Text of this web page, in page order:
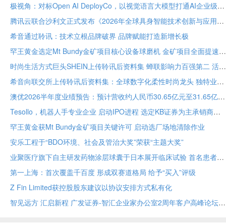
极视角：对标Open AI DeployCo，以视觉语言大模型打通AI企业级落地“最后一公里”
腾讯云联合沙利文正式发布《2026年全球具身智能技术创新与应用白皮书》
希音通过聆讯：技术立根品牌破界 品牌赋能打造新增长极
罕王黄金选定Mt Bundy金矿项目核心设备球磨机 金矿项目全面提速
时尚生活方式巨头SHEIN上传聆讯后资料集 蝉联影响力百强第二 活跃顾客达2.73亿
希音向联交所上传聆讯后资料集：全球数字化柔性时尚龙头 独特业务模式构筑坚固护城河
澳优2026半年度业绩预告：预计营收约人民币30.65亿元至31.65亿元 核心业务基础保持稳定
Tesollo，机器人手专业企业 启动IPO进程 选定KB证券为主承销商
罕王黄金获Mt Bundy金矿项目关键许可 启动选厂场地清除作业
安乐工程于“BDO环境、社会及管治大奖”荣获“主题大奖”
业聚医疗旗下自主研发药物涂层球囊于日本展开临床试验 首名患者已入组
第一上海：首次覆盖千百度 形成双赛道格局 给予“买入”评级
Z Fin Limited获控股股东建议以协议安排方式私有化
智见远方 汇启新程 广发证券-智汇企业家办公室2周年客户高峰论坛在穗举办